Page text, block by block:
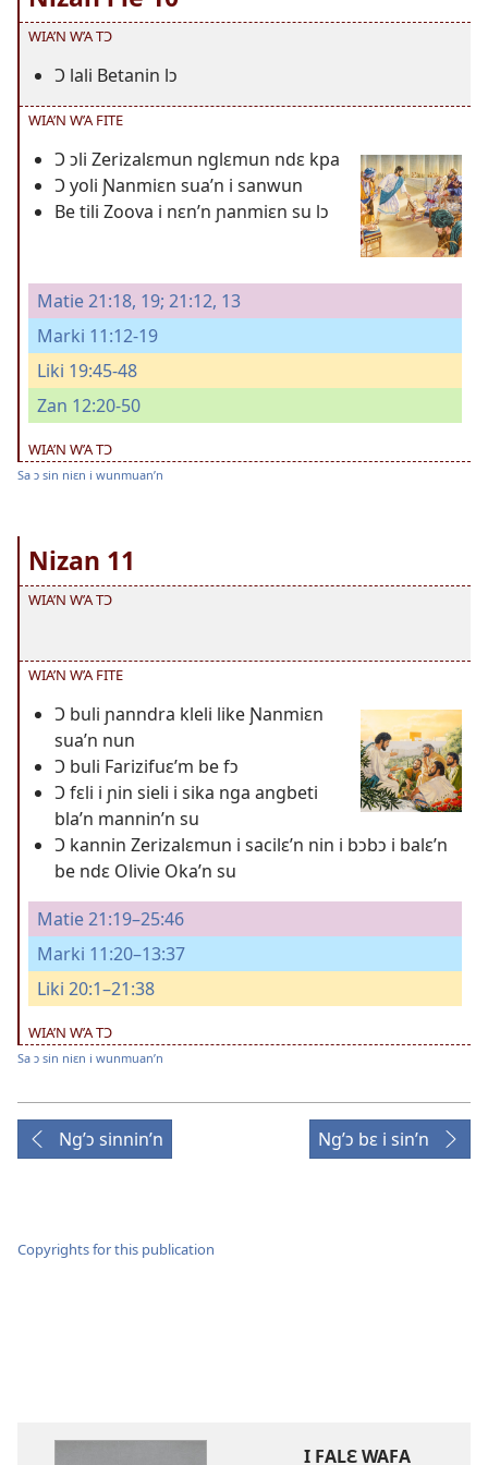
WIA’N W’A TƆ
Ɔ lali Betanin lɔ
WIA’N W’A FITE
Ɔ ɔli Zerizalɛmun nglɛmun ndɛ kpa
Ɔ yoli Ɲanmiɛn sua’n i sanwun
Be tili Zoova i nɛn’n ɲanmiɛn su lɔ
Matie 21:18, 19; 21:12, 13
Marki 11:12-19
Liki 19:45-48
Zan 12:20-50
WIA’N W’A TƆ
Sa ɔ sin niɛn i wunmuan’n
Nizan 11
WIA’N W’A TƆ
WIA’N W’A FITE
Ɔ buli ɲanndra kleli like Ɲanmiɛn
sua’n nun
Ɔ buli Farizifuɛ’m be fɔ
Ɔ fɛli i ɲin sieli i sika nga angbeti
bla’n mannin’n su
Ɔ kannin Zerizalɛmun i sacilɛ’n nin i bɔbɔ i balɛ’n
be ndɛ Olivie Oka’n su
Matie 21:19–25:46
Marki 11:20–13:37
Liki 20:1–21:38
WIA’N W’A TƆ
Sa ɔ sin niɛn i wunmuan’n
Ng’ɔ sinnin’n Ng’ɔ bɛ i sin’n
Copyrights for this publication
I FALƐ WAFA